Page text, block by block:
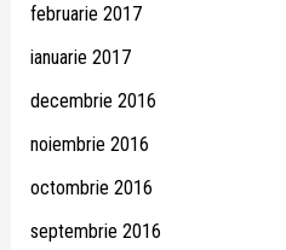
februarie 2017
ianuarie 2017
decembrie 2016
noiembrie 2016
octombrie 2016
septembrie 2016